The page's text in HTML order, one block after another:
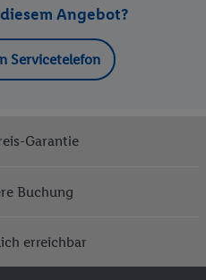
Angebot?
Servicetelefon
Garantie
Buchung
erreichbar